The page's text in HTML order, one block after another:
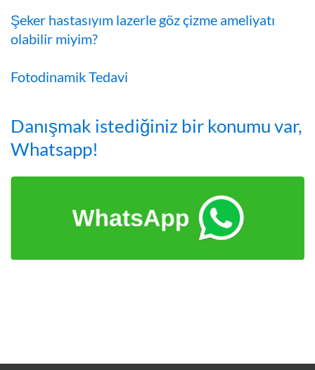
Şeker hastasıyım lazerle göz çizme ameliyatı
olabilir miyim?
Fotodinamik Tedavi
Danışmak istediğiniz bir konumu var,
Whatsapp!